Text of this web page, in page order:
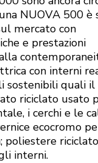
NUOVA 500 è
mercato con
e prestazioni
con interni
sostenibili quali il
riciclato usato
i cerchi e le
ecocromo
poliestere
interni.